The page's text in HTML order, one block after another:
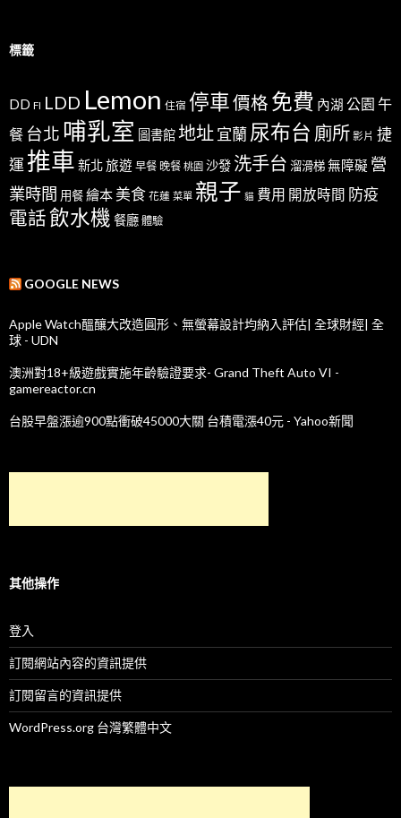
標籤
DD FI LDD Lemon 住宿 停車價格 免費 內湖 公園 午
餐 台北 哺乳室 圖書館地址宜蘭尿布台 廁所 影片 捷
運推車 新北旅遊 早餐 晚餐 桃園 沙發 洗手台 溜滑梯無障礙 營
業時間 用餐繪本 美食 花蓮 菜單 親子 貓 費用 開放時間 防疫
電話飲水機 餐廳 體驗
GOOGLE NEWS
Apple Watch醞釀大改造圓形、無螢幕設計均納入評估| 全球財經| 全
球 - UDN
澳洲對18+級遊戲實施年齡驗證要求- Grand Theft Auto VI -
gamereactor.cn
台股早盤漲逾900點衝破45000大關 台積電漲40元 - Yahoo新聞
其他操作
登入
訂閱網站內容的資訊提供
訂閱留言的資訊提供
WordPress.org 台灣繁體中文